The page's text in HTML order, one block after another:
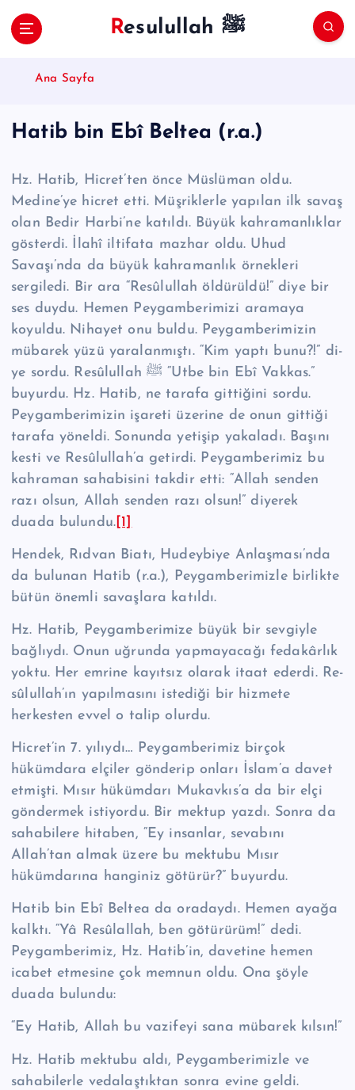
Resulullah ﷺ
Ana Sayfa
Hatib bin Ebî Beltea (r.a.)
Hz. Hatib, Hicret’ten önce Müslüman oldu.
Medine’ye hicret etti. Müşriklerle ya­pı­lan ilk savaş
olan Bedir Harbi’ne katıldı. Büyük kahramanlıklar
gösterdi. İlahî iltifata mazhar oldu. Uhud
Savaşı’nda da büyük kahramanlık örnekleri
sergiledi. Bir ara “Re­sû­lul­lah öldürüldü!” diye bir
ses duydu. Hemen Peygamberimizi ara­maya
koyuldu. Niha­yet onu buldu. Peygamberimizin
mübarek yüzü yaralan­mıştı. “Kim yaptı bunu?!” di­
ye sordu. Re­sû­lul­lah ﷺ “Utbe bin Ebî Vakkas.”
buyurdu. Hz. Hatib, ne tarafa gittiğini sordu.
Peygamberimizin işareti üzerine de onun gittiği
tarafa yöneldi. Sonunda yetişip yakaladı. Başını
kesti ve Re­sû­lul­lah’a getirdi. Peygamberimiz bu
kahraman sa­habisini takdir etti: “Allah senden
razı olsun, Allah senden razı olsun!” diyerek
duada bulundu. [1]
Hendek, Rıdvan Biatı, Hudeybiye Anlaşması’nda
da bulunan Hatib (r.a.), Peygamberimizle birlikte
bütün önemli savaşlara katıldı.
Hz. Hatib, Peygamberimize büyük bir sevgiyle
bağlıydı. Onun uğrunda yap­mayacağı fedakârlık
yoktu. Her emrine kayıtsız olarak itaat ederdi. Re­
sû­lul­lah’ın yapılmasını istediği bir hizmete
herkesten evvel o talip olurdu.
Hicret’in 7. yılıydı… Peygamberimiz birçok
hükümdara elçiler gönderip onları İslam’a davet
etmişti. Mısır hükümdarı Mukavkıs’a da bir elçi
göndermek isti­yordu. Bir mektup yazdı. Sonra da
sahabilere hitaben, “Ey insanlar, sevabını
Allah’tan almak üzere bu mektubu Mısır
hükümdarına hanginiz götürür?” bu­yurdu.
Hatib bin Ebî Beltea da oradaydı. Hemen ayağa
kalktı. “Yâ Re­sû­lal­lah, ben götürürüm!” dedi.
Peygamberimiz, Hz. Hatib’in, davetine hemen
icabet etmesine çok memnun oldu. Ona şöyle
duada bulundu:
“Ey Hatib, Allah bu vazifeyi sana mübarek kılsın!”
Hz. Hatib mektubu aldı, Peygamberimizle ve
sahabilerle vedalaştıktan sonra evine geldi.